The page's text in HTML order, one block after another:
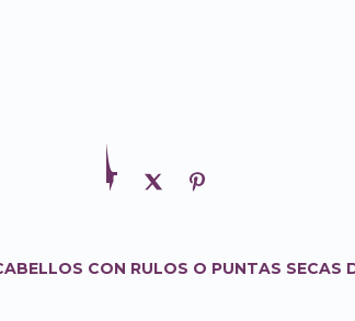
CON RULOS O PUNTAS SECAS